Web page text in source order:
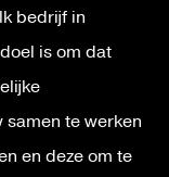
bedrijf in
is om dat
te werken
en deze om te